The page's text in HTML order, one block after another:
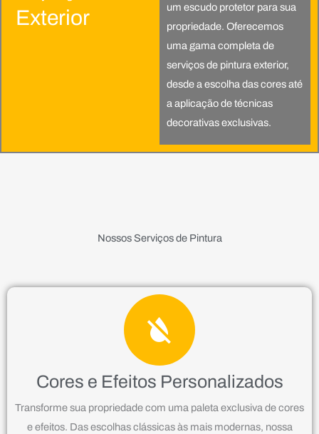
Exterior
um escudo protetor para sua
propriedade. Oferecemos
uma gama completa de
serviços de pintura exterior,
desde a escolha das cores até
a aplicação de técnicas
decorativas exclusivas.
Nossos Serviços de Pintura
Cores e Efeitos Personalizados
Transforme sua propriedade com uma paleta exclusiva de cores
e efeitos. Das escolhas clássicas às mais modernas, nossa